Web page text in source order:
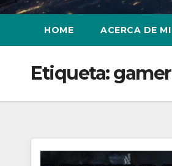
HOME ACERCA DE MI
Etiqueta:gamer